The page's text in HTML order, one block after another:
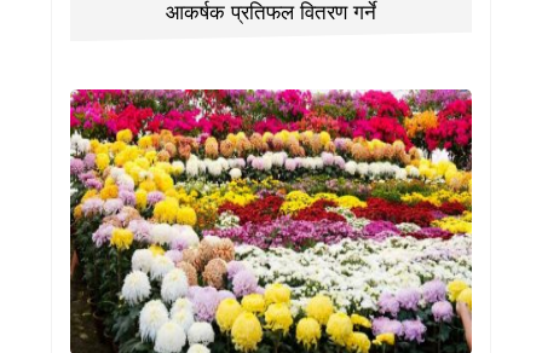
आकर्षक प्रतिफल वितरण गर्ने